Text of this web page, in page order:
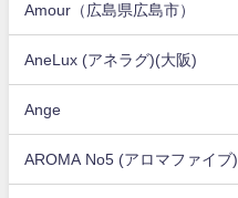
Amour（広島県広島市）
AneLux (アネラグ)(大阪)
Ange
AROMA No5 (アロマファイブ)